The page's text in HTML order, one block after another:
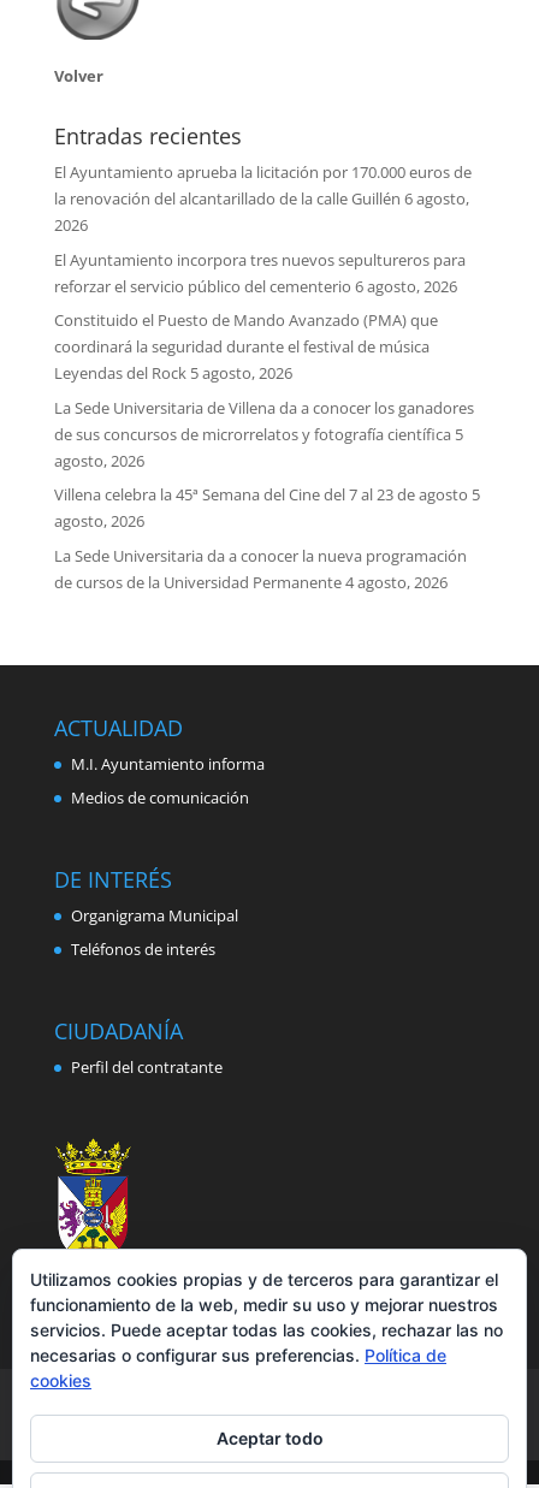
Volver
Entradas recientes
El Ayuntamiento aprueba la licitación por 170.000 euros de
la renovación del alcantarillado de la calle Guillén 6 agosto,
2026
El Ayuntamiento incorpora tres nuevos sepultureros para
reforzar el servicio público del cementerio 6 agosto, 2026
Constituido el Puesto de Mando Avanzado (PMA) que
coordinará la seguridad durante el festival de música
Leyendas del Rock 5 agosto, 2026
La Sede Universitaria de Villena da a conocer los ganadores
de sus concursos de microrrelatos y fotografía científica 5
agosto, 2026
Villena celebra la 45ª Semana del Cine del 7 al 23 de agosto 5
agosto, 2026
La Sede Universitaria da a conocer la nueva programación
de cursos de la Universidad Permanente4 agosto, 2026
ACTUALIDAD
M.I. Ayuntamiento informa
Medios de comunicación
DE INTERÉS
Organigrama Municipal
Teléfonos de interés
CIUDADANÍA
Perfil del contratante
Política de cookies
Accesibilidad
Utilizamos cookies propias y de terceros para garantizar el
funcionamiento de la web, medir su uso y mejorar nuestros
servicios. Puede aceptar todas las cookies, rechazar las no
necesarias o configurar sus preferencias. Política de
cookies
Aceptar todo